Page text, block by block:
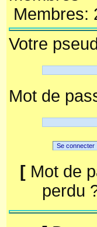
Membres:
Votre
Mot de
[ Mot de
perdu